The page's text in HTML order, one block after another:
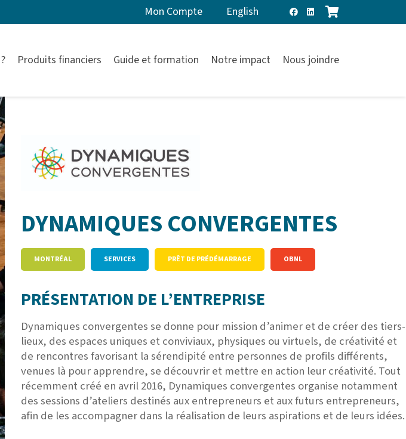
Mon Compte English
Produits financiers Guide et formation Notre impact Nous joindre
DYNAMIQUES CONVERGENTES
MONTRÉAL SERVICES PRÊT DE PRÉDÉMARRAGE OBNL
PRÉSENTATION DE L’ENTREPRISE
Dynamiques convergentes se donne pour mission d’animer et de créer des tiers-
lieux, des espaces uniques et conviviaux, physiques ou virtuels, de créativité et
de rencontres favorisant la sérendipité entre personnes de profils différents,
venues là pour apprendre, se découvrir et mettre en action leur créativité. Tout
récemment créé en avril 2016, Dynamiques convergentes organise notamment
des sessions d’ateliers destinés aux entrepreneurs et aux futurs entrepreneurs,
afin de les accompagner dans la réalisation de leurs aspirations et de leurs idées.